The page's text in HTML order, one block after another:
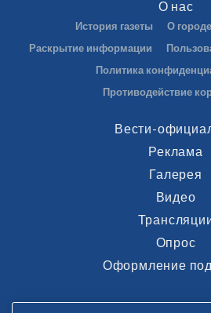
О нас
История газеты О городе
Раскрытие информации
Политика
Противодействие
Вести-
Реклама
Галерея
Видео
Опрос
Оформление